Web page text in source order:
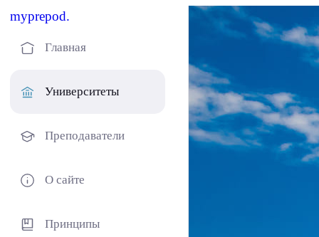
myprepod.
Главная
Университеты
Преподаватели
О сайте
Принципы